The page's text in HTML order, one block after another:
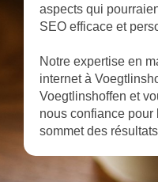
aspects qui
SEO efficace et
Notre expertise en
internet à
Voegtlinshoffen et
nous confiance pour
sommet des